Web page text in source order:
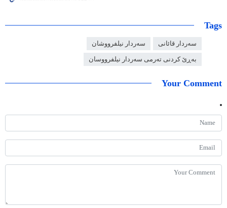
Tags
سەردار قائانی سەردار نیلفرووشان
بەڕێ کردنی تەرمی سەردار نیلفرووسان
Your Comment